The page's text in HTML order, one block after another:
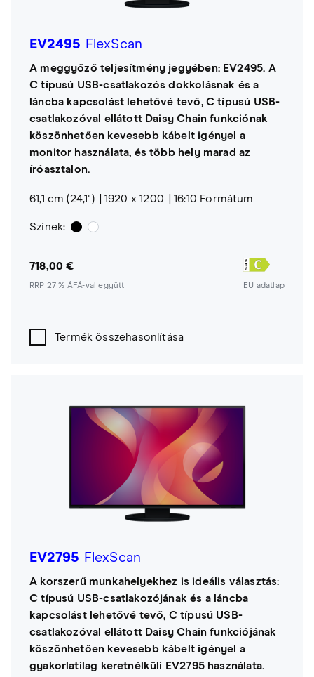
EV2495 FlexScan
A meggyőző teljesítmény jegyében: EV2495. A
C típusú USB-csatlakozós dokkolásnak és a
láncba kapcsolást lehetővé tevő, C típusú USB-
csatlakozóval ellátott Daisy Chain funkciónak
köszönhetően kevesebb kábelt igényel a
monitor használata, és több hely marad az
íróasztalon.
61,1 cm (24,1") 1920 x 1200 16:10 Formátum
Színek:
718,00 €
RRP 27 % ÁFÁ-val együtt EU adatlap
Termék összehasonlítása
EV2795 FlexScan
A korszerű munkahelyekhez is ideális választás:
C típusú USB-csatlakozójának és a láncba
kapcsolást lehetővé tevő, C típusú USB-
csatlakozóval ellátott Daisy Chain funkciójának
köszönhetően kevesebb kábelt igényel a
gyakorlatilag keretnélküli EV2795 használata.